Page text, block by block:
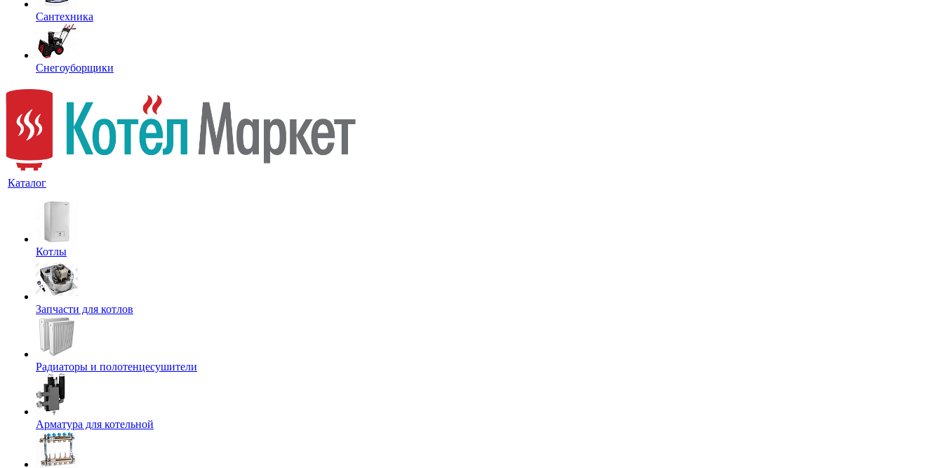
Сантехника
Снегоуборщики
Каталог
Котлы
Запчасти для котлов
Радиаторы и полотенцесушители
Арматура для котельной